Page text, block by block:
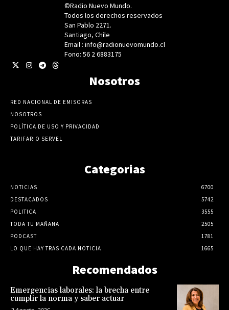
©Radio Nuevo Mundo.
Todos los derechos reservados
San Pablo 2271.
Santiago, Chile
Email : info@radionuevomundo.cl
Fono: 56 2 6883175
Nosotros
RED NACIONAL DE EMISORAS
NOSOTROS
POLÍTICA DE USO Y PRIVACIDAD
TARIFARIO SERVEL
Categorias
NOTICIAS
6700
DESTACADOS
5742
POLITICA
3555
TODA TU MAÑANA
2505
PODCAST
1781
LO QUE HAY TRAS CADA NOTICIA
1665
Recomendados
Emergencias laborales: la brecha entre
cumplir la norma y saber actuar